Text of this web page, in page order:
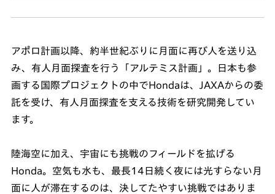
アポロ計画以降、約半世紀ぶりに月面に再び人を送り込
み、有人月面探査を行う「アルテミス計画」。日本も参
画する国際プロジェクトの中でHondaは、JAXAからの委
託を受け、有人月面探査を支える技術を研究開発してい
ます。
陸海空に加え、宇宙にも挑戦のフィールドを拡げる
Honda。空気も水も、最長14日続く夜には光すらない月
面に人が滞在するのは、決してたやすい挑戦ではありま